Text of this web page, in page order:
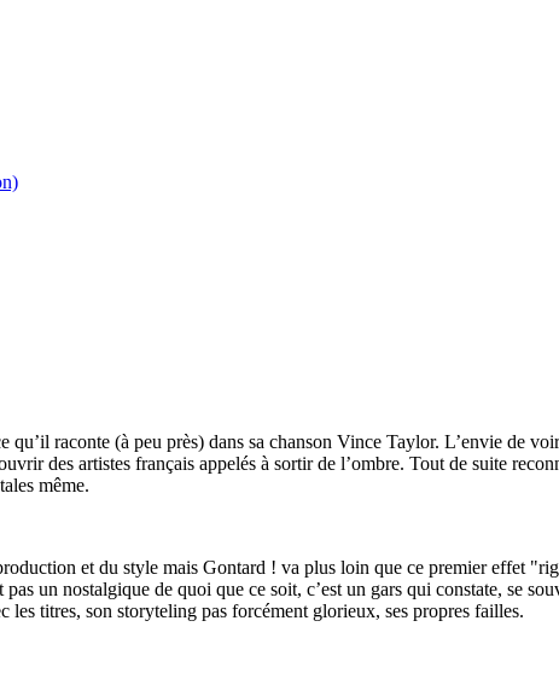
qu’il raconte (à peu près) dans sa chanson Vince Taylor. L’envie de
des artistes français appelés à sortir de l’ombre. Tout de suite
même.
et du style mais Gontard ! va plus loin que ce premier effet
pas un nostalgique de quoi que ce soit, c’est un gars qui constate, se
les titres, son storyteling pas forcément glorieux, ses propres failles.